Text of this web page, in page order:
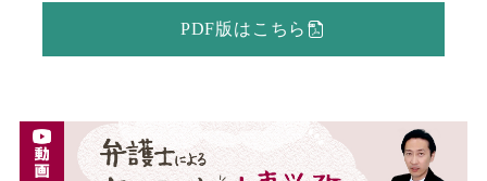
PDF版はこちら